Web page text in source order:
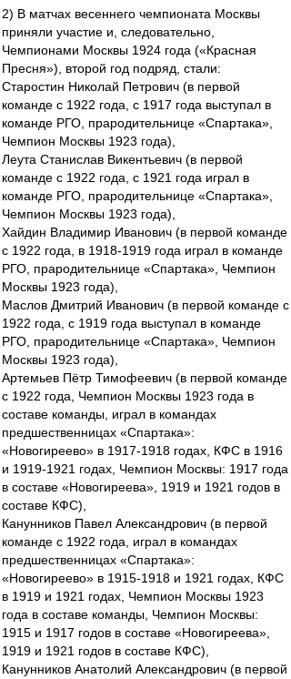
2) В матчах весеннего чемпионата Москвы
приняли участие и, следовательно,
Чемпионами Москвы 1924 года («Красная
Пресня»), второй год подряд, стали:
Старостин Николай Петрович (в первой
команде с 1922 года, с 1917 года выступал в
команде РГО, прародительнице «Спартака»,
Чемпион Москвы 1923 года),
Леута Станислав Викентьевич (в первой
команде с 1922 года, с 1921 года играл в
команде РГО, прародительнице «Спартака»,
Чемпион Москвы 1923 года),
Хайдин Владимир Иванович (в первой команде
с 1922 года, в 1918-1919 года играл в команде
РГО, прародительнице «Спартака», Чемпион
Москвы 1923 года),
Маслов Дмитрий Иванович (в первой команде с
1922 года, с 1919 года выступал в команде
РГО, прародительнице «Спартака», Чемпион
Москвы 1923 года),
Артемьев Пётр Тимофеевич (в первой команде
с 1922 года, Чемпион Москвы 1923 года в
составе команды, играл в командах
предшественницах «Спартака»:
«Новогиреево» в 1917-1918 годах, КФС в 1916
и 1919-1921 годах, Чемпион Москвы: 1917 года
в составе «Новогиреева», 1919 и 1921 годов в
составе КФС),
Канунников Павел Александрович (в первой
команде с 1922 года, играл в командах
предшественницах «Спартака»:
«Новогиреево» в 1915-1918 и 1921 годах, КФС
в 1919 и 1921 годах, Чемпион Москвы 1923
года в составе команды, Чемпион Москвы:
1915 и 1917 годов в составе «Новогиреева»,
1919 и 1921 годов в составе КФС),
Канунников Анатолий Александрович (в первой